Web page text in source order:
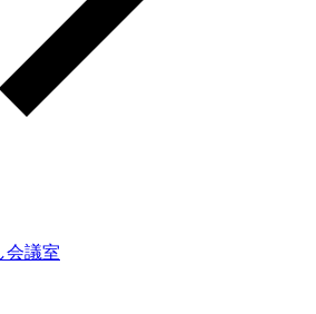
会議室